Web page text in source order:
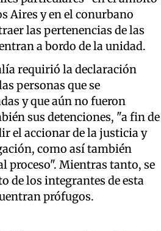
Aires y en el conurbano
las pertenencias de las
a bordo de la unidad.
requirió la declaración
personas que se
y que aún no fueron
sus detenciones, "a fin de
el accionar de la justicia y
como así también
proceso". Mientras tanto, se
de los integrantes de esta
prófugos.